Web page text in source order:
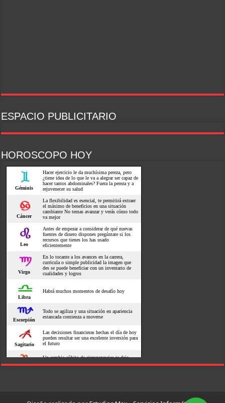
ESPACIO PUBLICITARIO
HOROSCOPO HOY